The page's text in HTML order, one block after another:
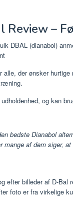
Review –
alle, der ønsker
og kan
bedste Dianabol
mange af dem siger,
efter billeder af D-Bal
foto er fra virkelige